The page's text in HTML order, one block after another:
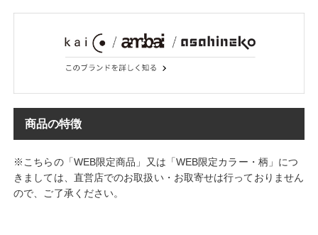
商品の特徴
※こちらの「WEB限定商品」又は「WEB限定カラー・柄」につ
きましては、直営店でのお取扱い・お取寄せは行っておりません
ので、ご了承ください。